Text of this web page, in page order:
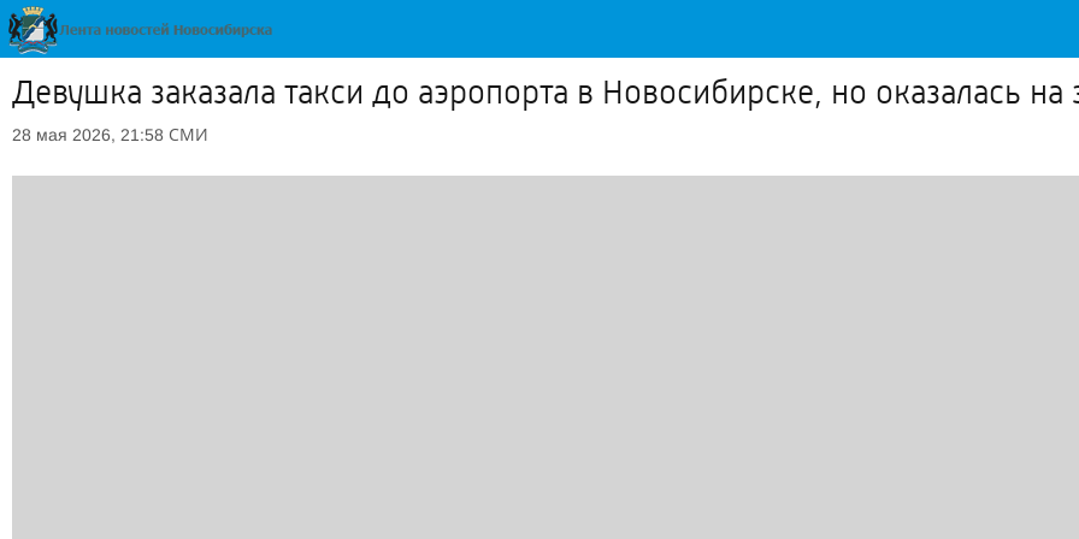
Девушка заказала такси до аэропорта в Новосибирске, но оказалась
28 мая 2026, 21:58 СМИ